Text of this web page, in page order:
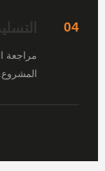
04 التسليم
مراجعة
المشروع.